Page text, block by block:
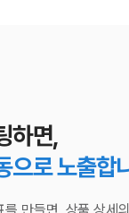
하면,
으로 노출합